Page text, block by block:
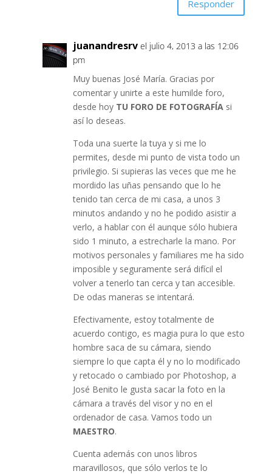
Responder
juanandresrv el julio 4, 2013 a las 12:06
pm
Muy buenas José María. Gracias por
comentar y unirte a este humilde foro,
desde hoy TU FORO DE FOTOGRAFÍA si
así lo deseas.
Toda una suerte la tuya y si me lo
permites, desde mi punto de vista todo un
privilegio. Si supieras las veces que me he
mordido las uñas pensando que lo he
tenido tan cerca de mi casa, a unos 3
minutos andando y no he podido asistir a
verlo, a hablar con él aunque sólo hubiera
sido 1 minuto, a estrecharle la mano. Por
motivos personales y familiares me ha sido
imposible y seguramente será difícil el
volver a tenerlo tan cerca y tan accesible.
De odas maneras se intentará.
Efectivamente, estoy totalmente de
acuerdo contigo, es magia pura lo que esto
hombre saca de su cámara, siendo
siempre lo que capta él y no lo modificado
y retocado o cambiado por Photoshop, a
José Benito le gusta sacar la foto en la
cámara a través del visor y no en el
ordenador de casa. Vamos todo un
MAESTRO.
Cuenta además con unos libros
maravillosos, que sólo verlos te lo